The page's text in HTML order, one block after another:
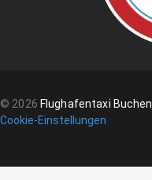
© 2026 Flughafentaxi Buchen
Cookie-Einstellungen